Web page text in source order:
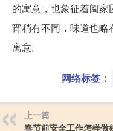
的寓意，也象征着阖
宵稍有不同，味道也
寓意。
网络标签：
上一篇
春节前安全工作怎样做